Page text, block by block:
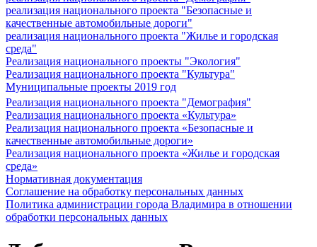
реализация национального проекта "Безопасные и
качественные автомобильные дороги"
реализация национального проекта "Жилье и городская
среда"
Реализация национального проекты "Экология"
Реализация национального проекта "Культура"
Муниципальные проекты 2019 год
Реализация национального проекта "Демография"
Реализация национального проекта «Культура»
Реализация национального проекта «Безопасные и
качественные автомобильные дороги»
Реализация национального проекта «Жилье и городская
среда»
Нормативная документация
Соглашение на обработку персональных данных
Политика администрации города Владимира в отношении
обработки персональных данных